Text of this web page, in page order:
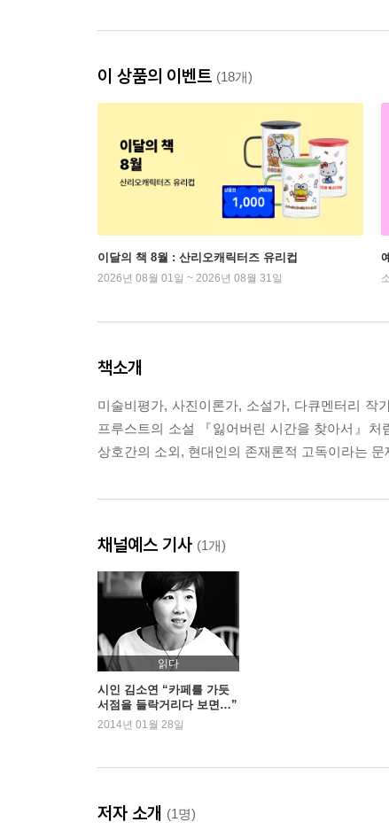
이 상품의 이벤트 (18개)
이달의 책 8월 : 산리오캐릭터즈 유리컵
2026년 08월 01일 ~ 2026년 08월 31일
책소개
미술비평가, 사진이론가, 소설가, 다큐멘터리 작
프루스트의 소설 『잃어버린 시간을 찾아서』
상호간의 소외, 현대인의 존재론적 고독이라는
채널예스 기사 (1개)
읽다
시인 김소연 “카페를 가듯
서점을 들락거리다 보면…”
2014년 01월 28일
저자 소개 (1명)